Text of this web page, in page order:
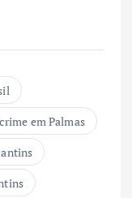
crime em Palmas